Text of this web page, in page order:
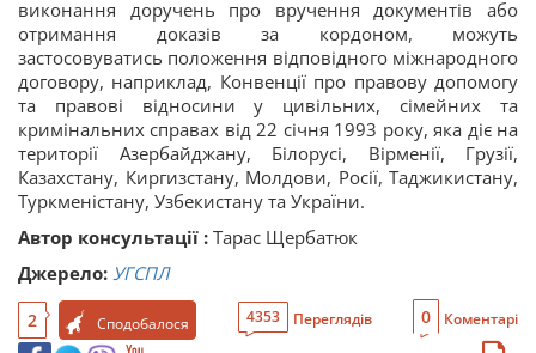
виконання доручень про вручення документів або
отримання доказів за кордоном, можуть
застосовуватись положення відповідного міжнародного
договору, наприклад, Конвенції про правову допомогу
та правові відносини у цивільних, сімейних та
кримінальних справах від 22 січня 1993 року, яка діє на
території Азербайджану, Білорусі, Вірменії, Грузії,
Казахстану, Киргизстану, Молдови, Росії, Таджикистану,
Туркменістану, Узбекистану та України.
Автор консультації : Тарас Щербатюк
Джерело: УГСПЛ
2 Сподобалося 4353 Переглядів 0 Коментарі